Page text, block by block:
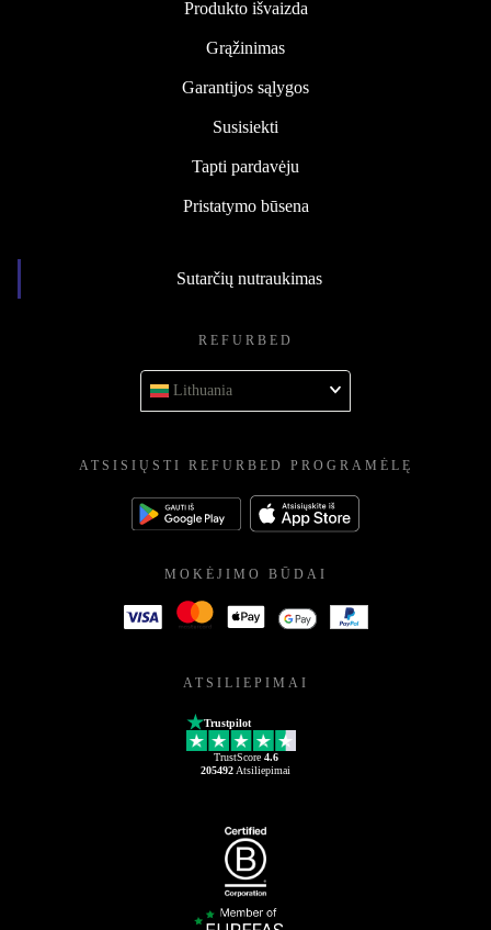
Produkto išvaizda
Grąžinimas
Garantijos sąlygos
Susisiekti
Tapti pardavėju
Pristatymo būsena
Sutarčių nutraukimas
REFURBED
Lithuania
ATSISIŲSTI REFURBED PROGRAMĖLĘ
MOKĖJIMO BŪDAI
ATSILIEPIMAI
Trustpilot
TrustScore 4.6
205492 Atsiliepimai